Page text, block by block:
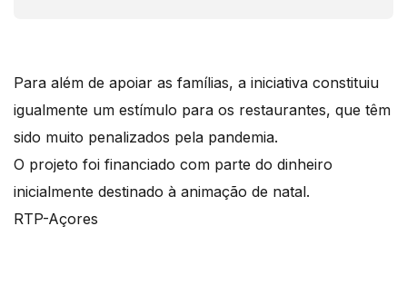
Para além de apoiar as famílias, a iniciativa constituiu
igualmente um estímulo para os restaurantes, que têm
sido muito penalizados pela pandemia.
O projeto foi financiado com parte do dinheiro
inicialmente destinado à animação de natal.
RTP-Açores